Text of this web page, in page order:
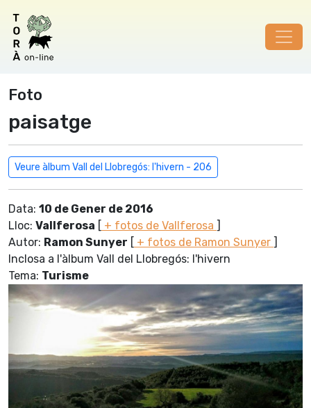
Foto
paisatge
Veure àlbum Vall del Llobregós: l'hivern - 206
Data: 10 de Gener de 2016
Lloc: Vallferosa [ + fotos de Vallferosa ]
Autor: Ramon Sunyer [ + fotos de Ramon Sunyer ]
Inclosa a l'àlbum Vall del Llobregós: l'hivern
Tema: Turisme